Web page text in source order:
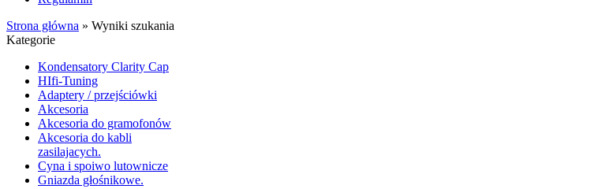
Strona główna » Wyniki szukania
Kategorie
Kondensatory Clarity Cap
HIfi-Tuning
Adaptery / przejściówki
Akcesoria
Akcesoria do gramofonów
Akcesoria do kabli
zasilajacych.
Cyna i spoiwo lutownicze
Gniazda głośnikowe.